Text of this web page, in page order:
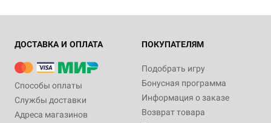
ДОСТАВКА И ОПЛАТА
Способы оплаты
Службы доставки
Адреса магазинов
ПОКУПАТЕЛЯМ
Подобрать игру
Бонусная программа
Информация о заказе
Возврат товара